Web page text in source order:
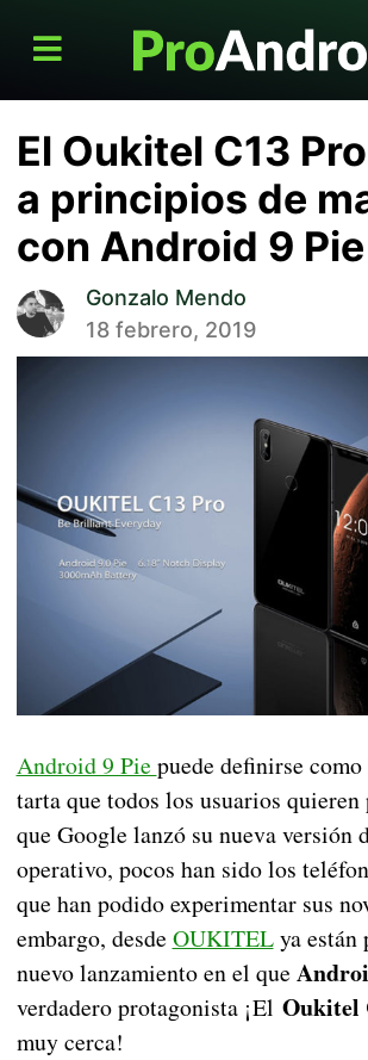
El Oukitel C13
a principios de
con Android 9 Pie
Gonzalo Mendo
18 febrero, 2019
Android 9 Pie puede definirse
tarta que todos los usuarios quieren
que Google lanzó su nueva versión
operativo, pocos han sido los
que han podido experimentar sus
embargo, desde OUKITELya están
nuevo lanzamiento en el que
verdadero protagonista ¡El Oukitel
muy cerca!